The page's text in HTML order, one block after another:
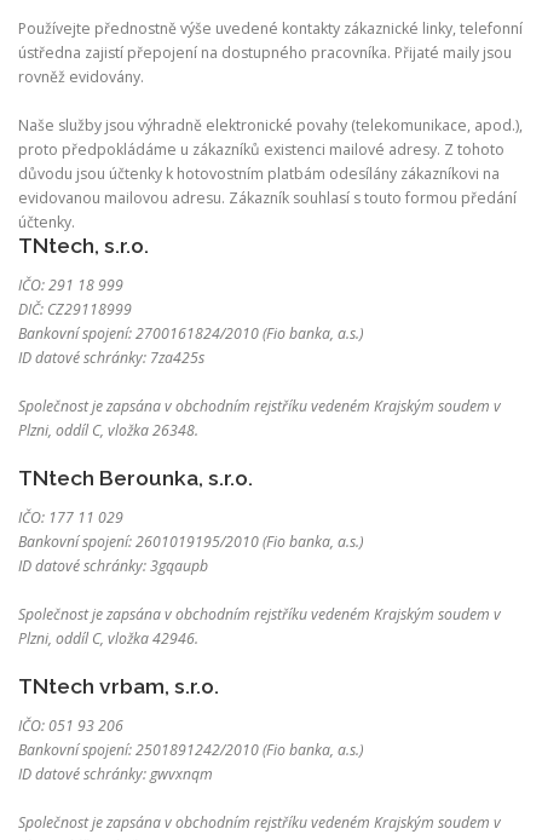
Používejte přednostně výše uvedené kontakty zákaznické linky, telefonní
ústředna zajistí přepojení na dostupného pracovníka. Přijaté maily jsou
rovněž evidovány.
Naše služby jsou výhradně elektronické povahy (telekomunikace, apod.),
proto předpokládáme u zákazníků existenci mailové adresy. Z tohoto
důvodu jsou účtenky k hotovostním platbám odesílány zákazníkovi na
evidovanou mailovou adresu. Zákazník souhlasí s touto formou předání
účtenky.
TNtech, s.r.o.
IČO: 291 18 999
DIČ: CZ29118999
Bankovní spojení: 2700161824/2010 (Fio banka, a.s.)
ID datové schránky: 7za425s
Společnost je zapsána v obchodním rejstříku vedeném Krajským soudem v
Plzni, oddíl C, vložka 26348.
TNtech Berounka, s.r.o.
IČO: 177 11 029
Bankovní spojení: 2601019195/2010 (Fio banka, a.s.)
ID datové schránky: 3gqaupb
Společnost je zapsána v obchodním rejstříku vedeném Krajským soudem v
Plzni, oddíl C, vložka 42946.
TNtech vrbam, s.r.o.
IČO: 051 93 206
Bankovní spojení: 2501891242/2010 (Fio banka, a.s.)
ID datové schránky: gwvxnqm
Společnost je zapsána v obchodním rejstříku vedeném Krajským soudem v